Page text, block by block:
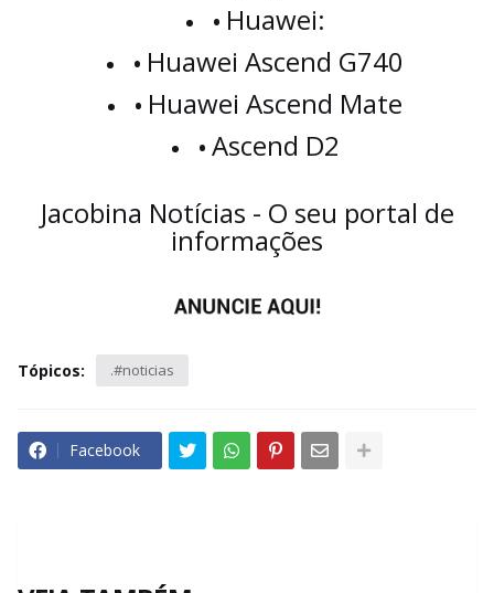
Huawei:
Huawei Ascend G740
Huawei Ascend Mate
Ascend D2
Jacobina Notícias - O seu portal de
informações
Tópicos: .#noticias
Facebook